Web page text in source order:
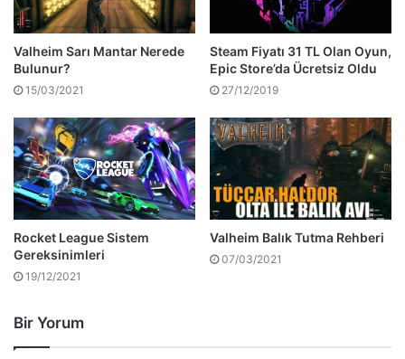
Valheim Sarı Mantar Nerede
Bulunur?
15/03/2021
Steam Fiyatı 31 TL Olan Oyun,
Epic Store’da Ücretsiz Oldu
27/12/2019
Rocket League Sistem
Gereksinimleri
19/12/2021
Valheim Balık Tutma Rehberi
07/03/2021
Bir Yorum